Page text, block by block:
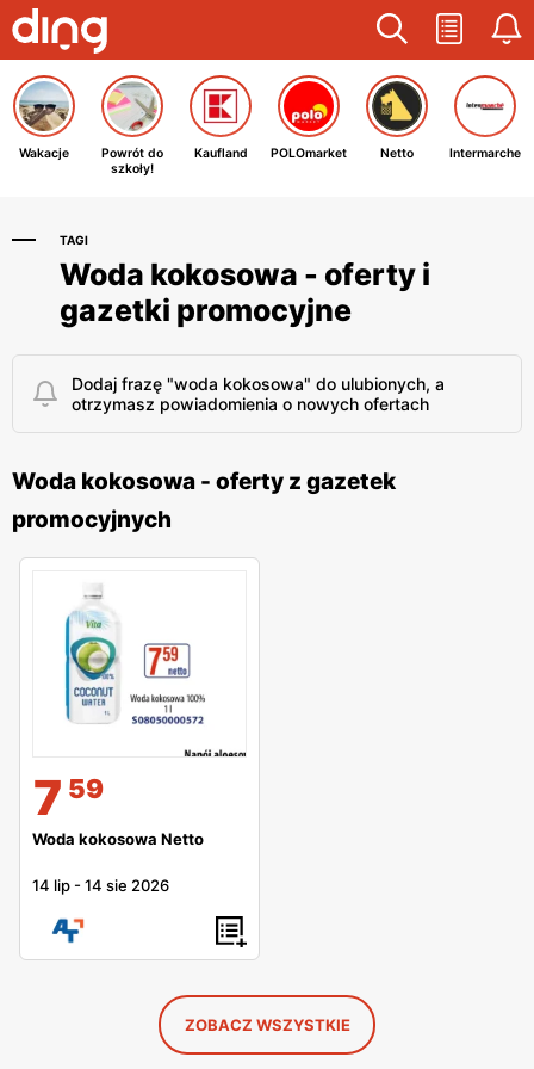
Wakacje
Powrót do
szkoły!
Kaufland POLOmarket Netto Intermarche
TAGI
Woda kokosowa - oferty i
gazetki promocyjne
Dodaj frazę "woda kokosowa" do ulubionych, a
otrzymasz powiadomienia o nowych ofertach
Woda kokosowa - oferty z gazetek
promocyjnych
7 59
Woda kokosowa Netto
14 lip -14 sie 2026
ZOBACZ WSZYSTKIE